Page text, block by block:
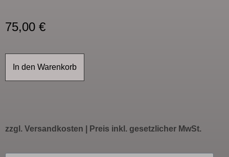
75,00 €
In den Warenkorb
zzgl. Versandkosten | Preis inkl. gesetzlicher MwSt.